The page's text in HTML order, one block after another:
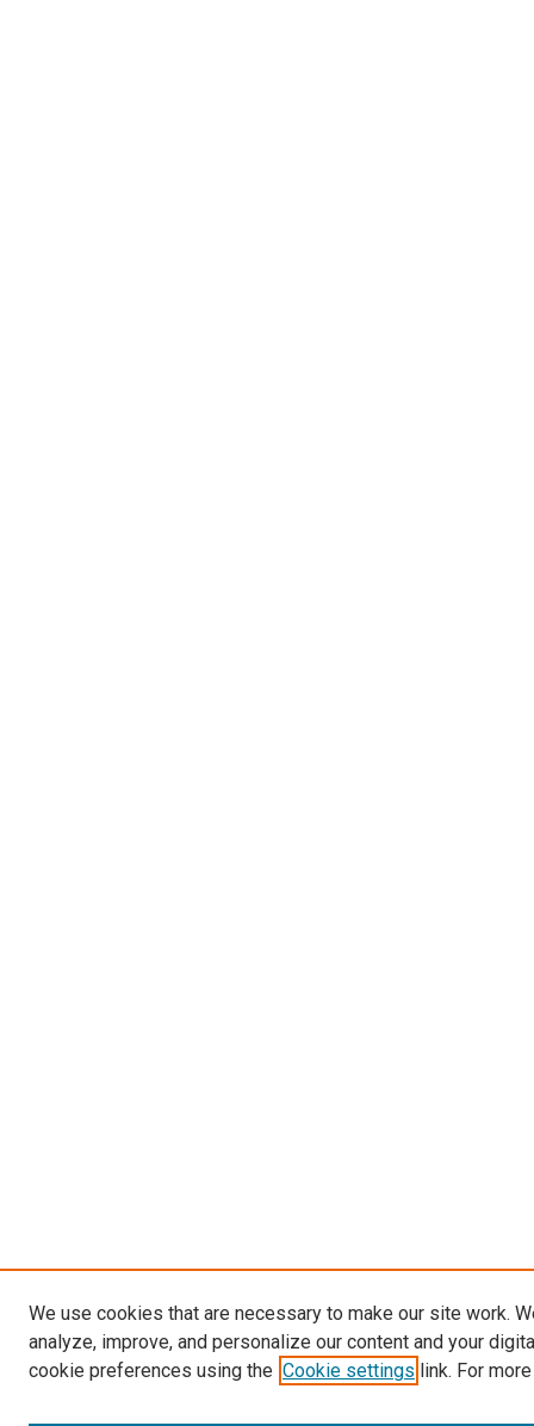
We use cookies that are necessary to make our site work.
analyze, improve, and personalize our content and your
cookie preferences using the Cookie settings link. For